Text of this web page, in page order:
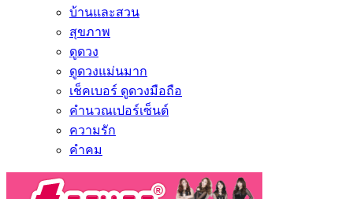
บ้านและสวน
สุขภาพ
ดูดวง
ดูดวงแม่นมาก
เช็คเบอร์ ดูดวงมือถือ
คำนวณเปอร์เซ็นต์
ความรัก
คำคม